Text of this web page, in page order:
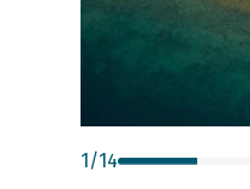
1/14